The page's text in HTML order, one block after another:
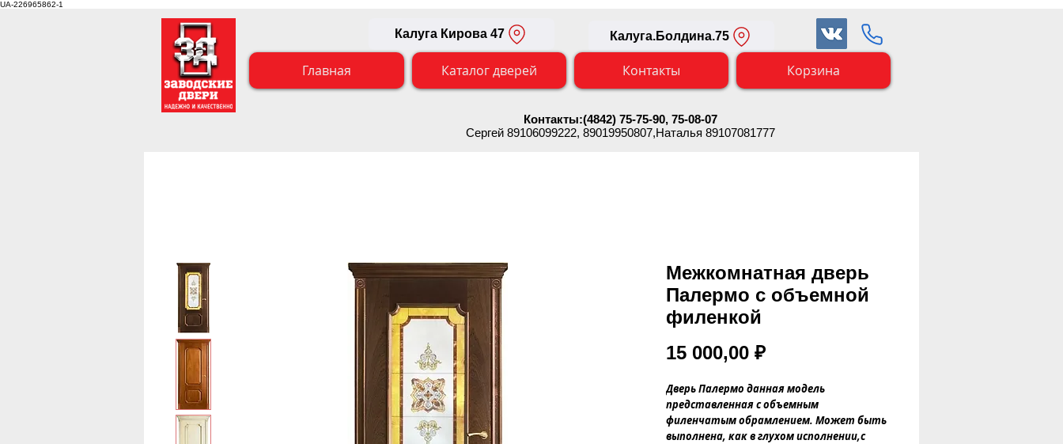
UA-226965862-1
Калуга Кирова 47 Калуга.Болдина.75
Главная Каталог дверей Контакты Корзина
Контакты:(4842) 75-75-90, 75-08-07
Сергей 89106099222, 89019950807,Наталья 89107081777
Межкомнатная дверь
Палермо с объемной
филенкой
15 000,00 ₽Цена
Дверь Палермо данная модель
представленная с объемным
филенчатым обрамлением. Может быть
выполнена, как в глухом исполнении,с